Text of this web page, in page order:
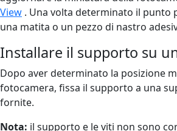
View . Una volta determinato il punto
una matita o un pezzo di nastro
Installare il supporto su
Dopo aver determinato la posizione
fotocamera, fissa il supporto a una
fornite.
Nota: il supporto e le viti non sono